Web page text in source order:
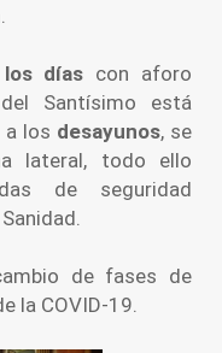
días con aforo
Santísimo está
a los desayunos, se
lateral, todo ello
de seguridad
de fases de
la COVID-19.